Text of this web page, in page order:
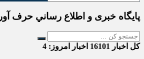
پایگاه خبری و اطلاع رساني حرف آور
کل اخبار اخبار امروز: 4